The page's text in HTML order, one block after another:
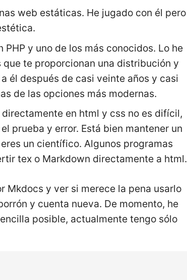
web estáticas. He jugado con él pero
PHP y uno de los más conocidos. Lo he
te proporcionan una distribución y
él después de casi veinte años y casi
de las opciones más modernas.
en html y css no es difícil,
prueba y error. Está bien mantener un
un científico. Algunos programas
tex o Markdown directamente a html.
Mkdocs y ver si merece la pena usarlo
y cuenta nueva. De momento, he
posible, actualmente tengo sólo